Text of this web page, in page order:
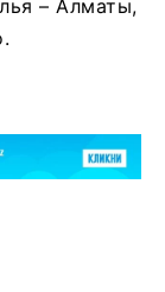
– Алматы,